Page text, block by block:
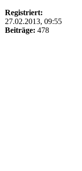
Registriert:
27.02.2013, 09:55
Beiträge: 478